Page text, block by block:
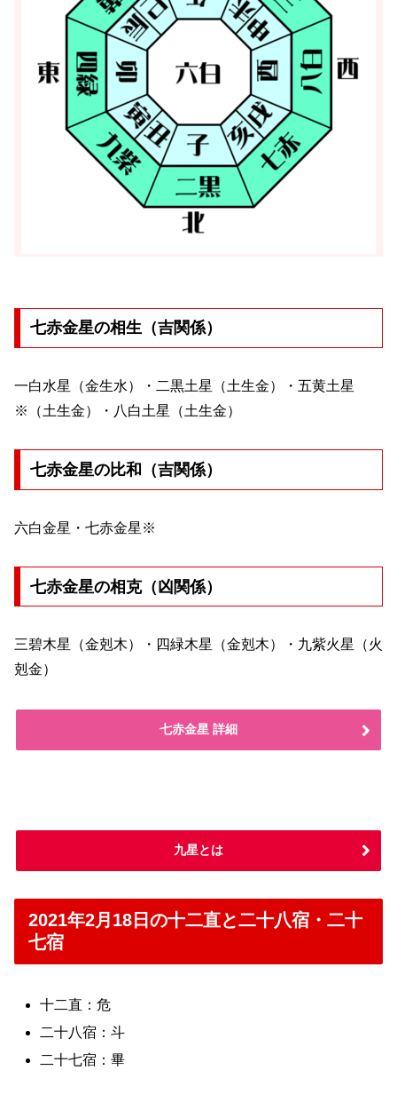
七赤金星の相生（吉関係）
一白水星（金生水）・二黒土星（土生金）・五黄土星
※（土生金）・八白土星（土生金）
七赤金星の比和（吉関係）
六白金星・七赤金星※
七赤金星の相克（凶関係）
三碧木星（金剋木）・四緑木星（金剋木）・九紫火星（火
剋金）
七赤金星 詳細
九星とは
2021年2月18日の十二直と二十八宿・二十
七宿
十二直：危
二十八宿：斗
二十七宿：畢